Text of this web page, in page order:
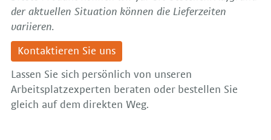
der aktuellen Situation können die Lieferzeiten
variieren.
Kontaktieren Sie uns
Lassen Sie sich persönlich von unseren
Arbeitsplatzexperten beraten oder bestellen Sie
gleich auf dem direkten Weg.